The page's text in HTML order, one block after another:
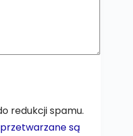
redukcji spamu.
są